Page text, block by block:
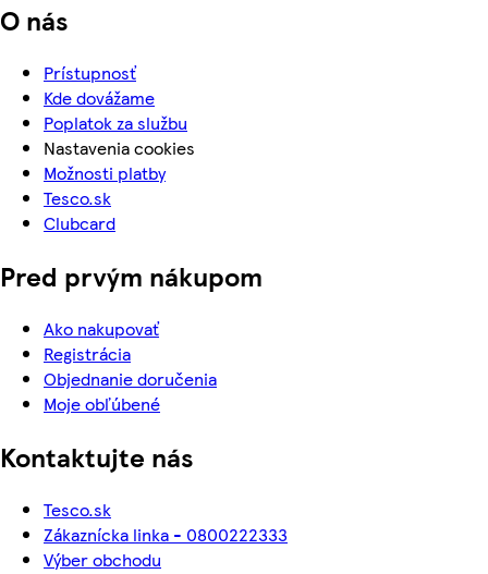
O nás
Prístupnosť
Kde dovážame
Poplatok za službu
Nastavenia cookies
Možnosti platby
Tesco.sk
Clubcard
Pred prvým nákupom
Ako nakupovať
Registrácia
Objednanie doručenia
Moje obľúbené
Kontaktujte nás
Tesco.sk
Zákaznícka linka - 0800222333
Výber obchodu